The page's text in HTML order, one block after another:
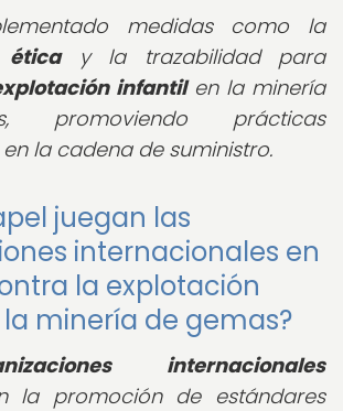
medidas como la
éticay la trazabilidad para
infantilen la minería
promoviendo prácticas
la cadena de suministro.
juegan las
internacionales en
la explotación
minería de gemas?
internacionales
la promoción de estándares